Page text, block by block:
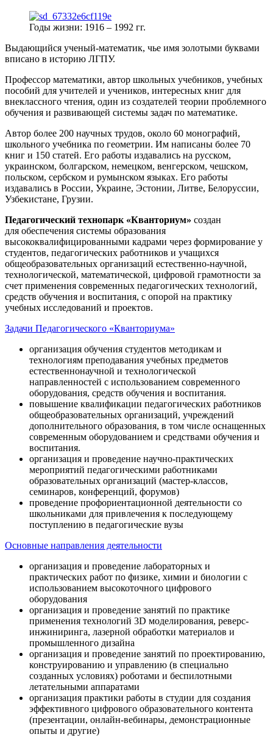
Годы жизни: 1916 – 1992 гг.
Выдающийся ученый-математик, чье имя золотыми буквами
вписано в историю ЛГПУ.
Профессор математики, автор школьных учебников, учебных
пособий для учителей и учеников, интересных книг для
внеклассного чтения, один из создателей теории проблемного
обучения и развивающей системы задач по математике.
Автор более 200 научных трудов, около 60 монографий,
школьного учебника по геометрии. Им написаны более 70
книг и 150 статей. Его работы издавались на русском,
украинском, болгарском, немецком, венгерском, чешском,
польском, сербском и румынском языках. Его работы
издавались в России, Украине, Эстонии, Литве, Белоруссии,
Узбекистане, Грузии.
Педагогический технопарк «Кванториум» создан
для обеспечения системы образования
высококвалифицированными кадрами через формирование у
студентов, педагогических работников и учащихся
общеобразовательных организаций естественно-научной,
технологической, математической, цифровой грамотности за
счет применения современных педагогических технологий,
средств обучения и воспитания, с опорой на практику
учебных исследований и проектов.
Задачи Педагогического «Кванториума»
организация обучения студентов методикам и
технологиям преподавания учебных предметов
естественнонаучной и технологической
направленностей с использованием современного
оборудования, средств обучения и воспитания.
повышение квалификации педагогических работников
общеобразовательных организаций, учреждений
дополнительного образования, в том числе оснащенных
современным оборудованием и средствами обучения и
воспитания.
организация и проведение научно-практических
мероприятий педагогическими работниками
образовательных организаций (мастер-классов,
семинаров, конференций, форумов)
проведение профориентационной деятельности со
школьниками для привлечения к последующему
поступлению в педагогические вузы
Основные направления деятельности
организация и проведение лабораторных и
практических работ по физике, химии и биологии с
использованием высокоточного цифрового
оборудования
организация и проведение занятий по практике
применения технологий 3D моделирования, реверс-
инжиниринга, лазерной обработки материалов и
промышленного дизайна
организация и проведение занятий по проектированию,
конструированию и управлению (в специально
созданных условиях) роботами и беспилотными
летательными аппаратами
организация практики работы в студии для создания
эффективного цифрового образовательного контента
(презентации, онлайн-вебинары, демонстрационные
опыты и другие)